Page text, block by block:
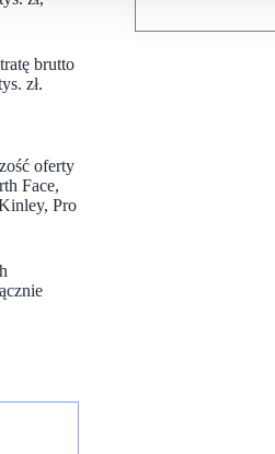
brutto
zł.
oferty
Face,
Pro